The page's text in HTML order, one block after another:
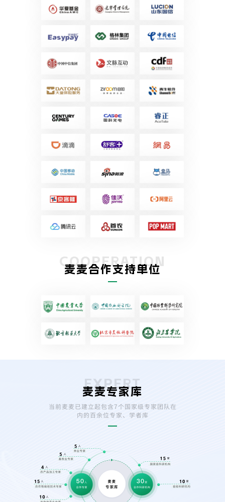
COOPERATION
麦麦合作支持单位
EXPERT
麦麦专家库
当前麦麦已建立起包含7个国家级专家团队在
内的百余位专家、学者库